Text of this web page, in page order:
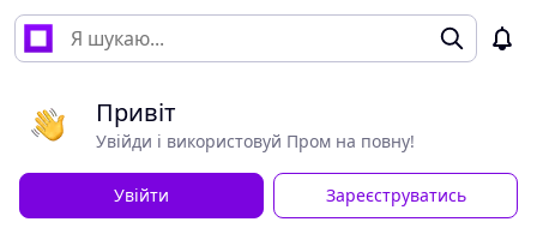
Привіт
Увійди і використовуй Пром на повну!
Увійти Зареєструватись